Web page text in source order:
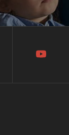
youtube